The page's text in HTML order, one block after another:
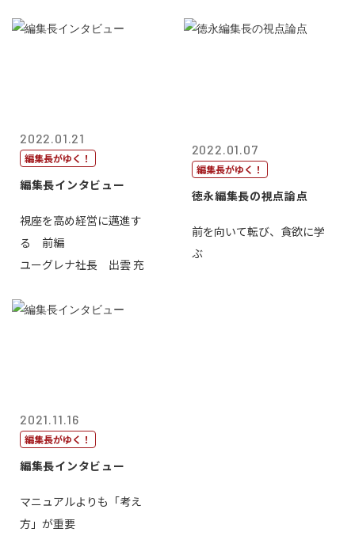
2022.01.21
編集長がゆく！
編集長インタビュー
視座を高め経営に邁進す
る 前編
ユーグレナ社長 出雲 充
2022.01.07
編集長がゆく！
徳永編集長の視点論点
前を向いて転び、貪欲に学
ぶ
2021.11.16
編集長がゆく！
編集長インタビュー
マニュアルよりも「考え
方」が重要